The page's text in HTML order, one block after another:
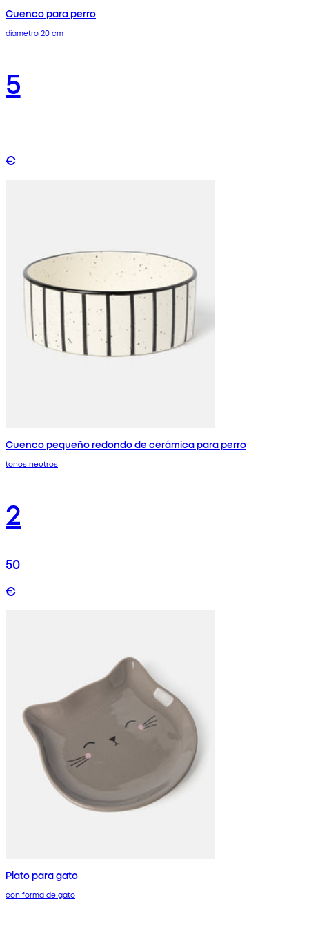
Cuenco para perro
diámetro 20 cm
5
€
Cuenco pequeño redondo de cerámica para perro
tonos neutros
2
50
€
Plato para gato
con forma de gato